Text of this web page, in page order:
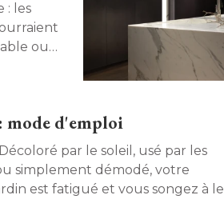
: les
ou
mode d'emploi
simplement démodé, votre
est fatigué et vous songez à le